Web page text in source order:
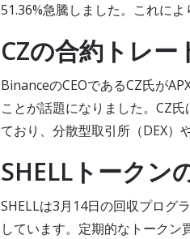
51.36%急騰しました。これに
CZの合約トレー
BinanceのCEOであるCZ氏が
ことが話題になりました。CZ
ており、分散型取引所（DEX）
SHELLトークン
SHELLは3月14日の回収プログ
しています。定期的なトーク